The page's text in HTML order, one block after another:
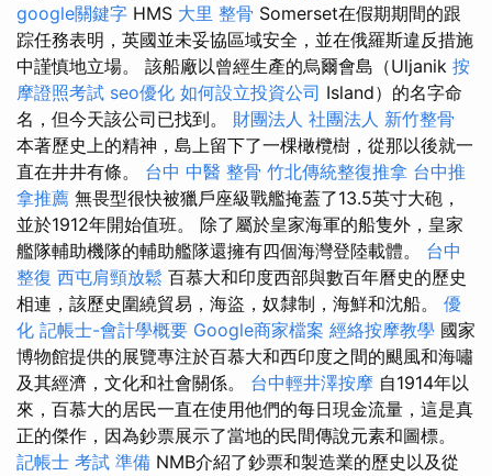
google關鍵字 HMS 大里 整骨 Somerset在假期期間的跟
踪任務表明，英國並未妥協區域安全，並在俄羅斯違反措施
中謹慎地立場。 該船廠以曾經生產的烏爾會島（Uljanik 按
摩證照考試 seo優化 如何設立投資公司 Island）的名字命
名，但今天該公司已找到。 財團法人 社團法人 新竹整骨
本著歷史上的精神，島上留下了一棵橄欖樹，從那以後就一
直在井井有條。 台中 中醫 整骨 竹北傳統整復推拿 台中推
拿推薦 無畏型很快被獵戶座級戰艦掩蓋了13.5英寸大砲，
並於1912年開始值班。 除了屬於皇家海軍的船隻外，皇家
艦隊輔助機隊的輔助艦隊還擁有四個海灣登陸載體。 台中
整復 西屯肩頸放鬆 百慕大和印度西部與數百年曆史的歷史
相連，該歷史圍繞貿易，海盜，奴隸制，海鮮和沈船。 優
化 記帳士-會計學概要 Google商家檔案 經絡按摩教學 國家
博物館提供的展覽專注於百慕大和西印度之間的颶風和海嘯
及其經濟，文化和社會關係。 台中輕井澤按摩 自1914年以
來，百慕大的居民一直在使用他們的每日現金流量，這是真
正的傑作，因為鈔票展示了當地的民間傳說元素和圖標。
記帳士 考試 準備 NMB介紹了鈔票和製造業的歷史以及從